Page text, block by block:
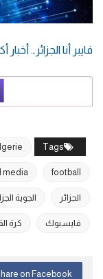
فايبر أنا الجزائر…
Tags
football
media
الجزائر الجوية
فايسبوك كرة
on Facebook